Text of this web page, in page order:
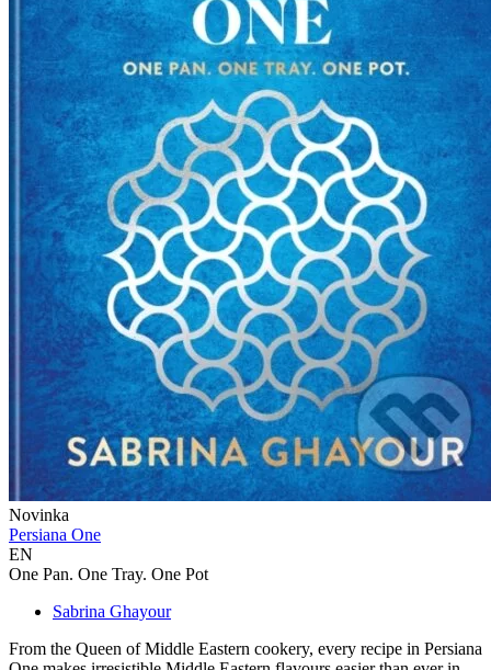
Novinka
Persiana One
EN
One Pan. One Tray. One Pot
Sabrina Ghayour
From the Queen of Middle Eastern cookery, every recipe in Persiana